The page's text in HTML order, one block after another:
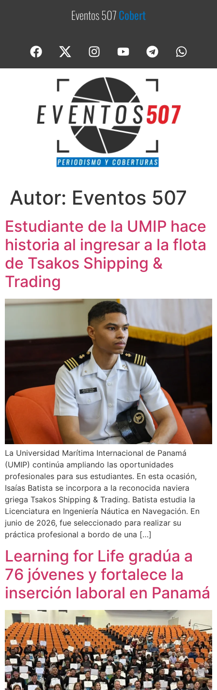
Eventos 507Cobertura
Autor: Eventos 507
Estudiante de la UMIP hace
historia al ingresar a la flota
de Tsakos Shipping &
Trading
La Universidad Marítima Internacional de Panamá
(UMIP) continúa ampliando las oportunidades
profesionales para sus estudiantes. En esta ocasión,
Isaías Batista se incorpora a la reconocida naviera
griega Tsakos Shipping & Trading. Batista estudia la
Licenciatura en Ingeniería Náutica en Navegación. En
junio de 2026, fue seleccionado para realizar su
práctica profesional a bordo de una […]
Learning for Life gradúa a
76 jóvenes y fortalece la
inserción laboral en Panamá